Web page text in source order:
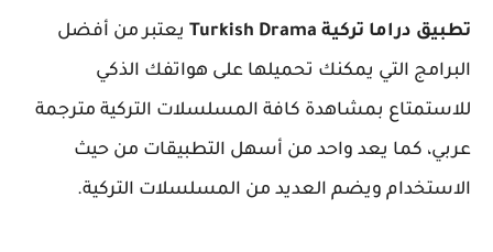
تطبيق دراما تركية Turkish Drama
يعتبر من أفضل
البرامج التي يمكنك تحميلها على هواتفك الذكي
للاستمتاع بمشاهدة كافة المسلسلات التركية مترجمة
عربي، كما يعد واحد من أسهل التطبيقات من حيث
الاستخدام ويضم العديد من المسلسلات التركية.